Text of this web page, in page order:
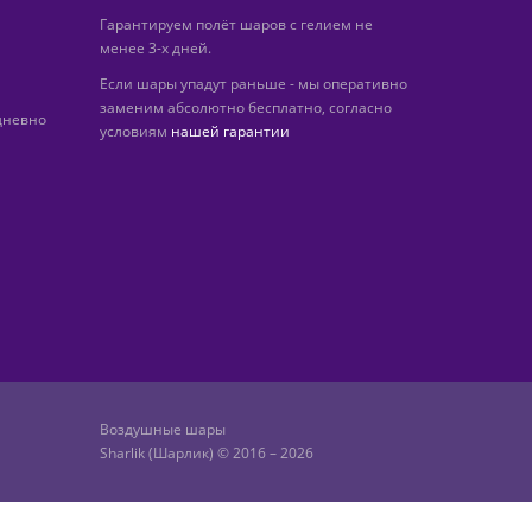
Гарантируем полёт шаров с гелием не
менее 3-х дней.
Если шары упадут раньше - мы оперативно
заменим абсолютно бесплатно, согласно
условиям нашей гарантии
Воздушные шары
Sharlik (Шарлик) © 2016 – 2026